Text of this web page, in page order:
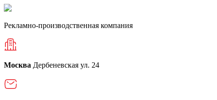
Рекламно-производственная компания
Москва Дербеневская ул. 24